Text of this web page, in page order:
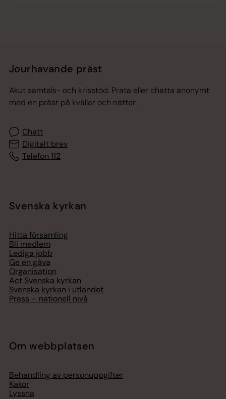
Jourhavande präst
Akut samtals- och krisstöd. Prata eller chatta anonymt
med en präst på kvällar och nätter.
Chatt
Digitalt brev
Telefon 112
Svenska kyrkan
Hitta församling
Bli medlem
Lediga jobb
Ge en gåva
Organisation
Act Svenska kyrkan
Svenska kyrkan i utlandet
Press – nationell nivå
Om webbplatsen
Behandling av personuppgifter
Kakor
Lyssna